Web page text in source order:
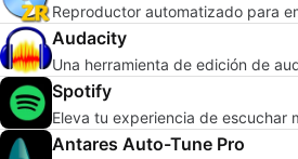
Reproductor automatizado para
Audacity
Una herramienta de edición de
Spotify
Eleva tu experiencia de escuchar
Antares Auto-Tune Pro